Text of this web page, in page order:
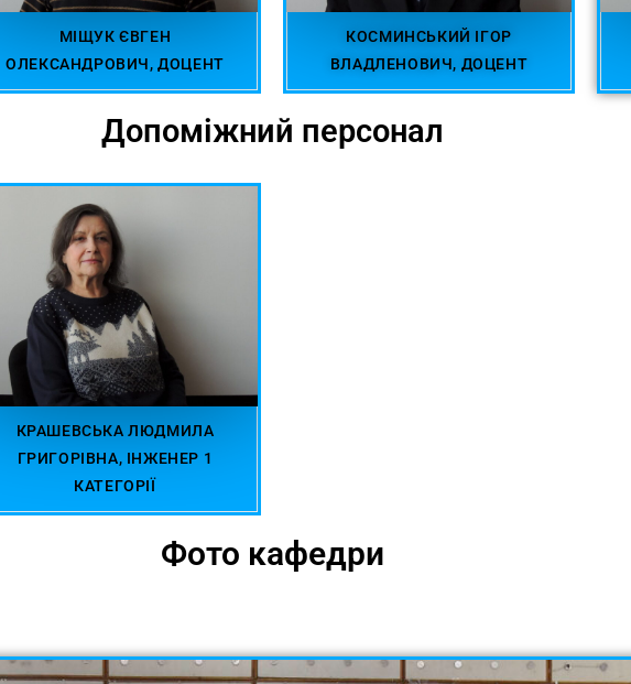
МІЩУК ЄВГЕН
ОЛЕКСАНДРОВИЧ, ДОЦЕНТ
КОСМИНСЬКИЙ ІГОР
ВЛАДЛЕНОВИЧ, ДОЦЕНТ
Допоміжний персонал
КРАШЕВСЬКА ЛЮДМИЛА
ГРИГОРІВНА, ІНЖЕНЕР 1
КАТЕГОРІЇ
Фото кафедри